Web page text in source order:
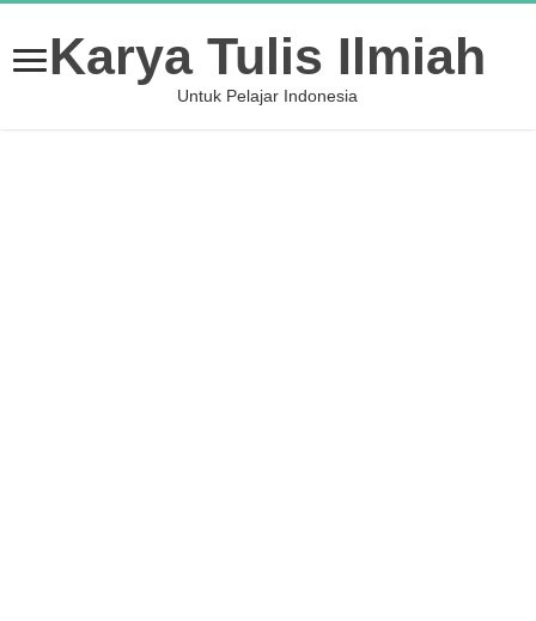
Karya Tulis Ilmiah
Untuk Pelajar Indonesia